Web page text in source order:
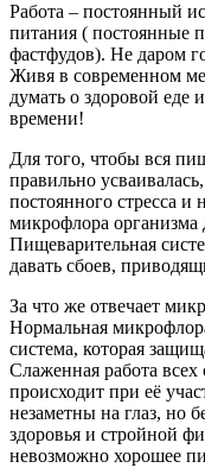
Работа – постоянный
питания ( постоянные
фастфудов). Не даром
Живя в современном
думать о здоровой еде
времени!
Для того, чтобы вся
правильно
постоянного стресса и
микрофлора организма
Пищеварительная
давать сбоев,
За что же отвечает
Нормальная
система, которая
Слаженная работа
происходит при её
незаметны на глаз, но
здоровья и стройной
невозможно хорошее